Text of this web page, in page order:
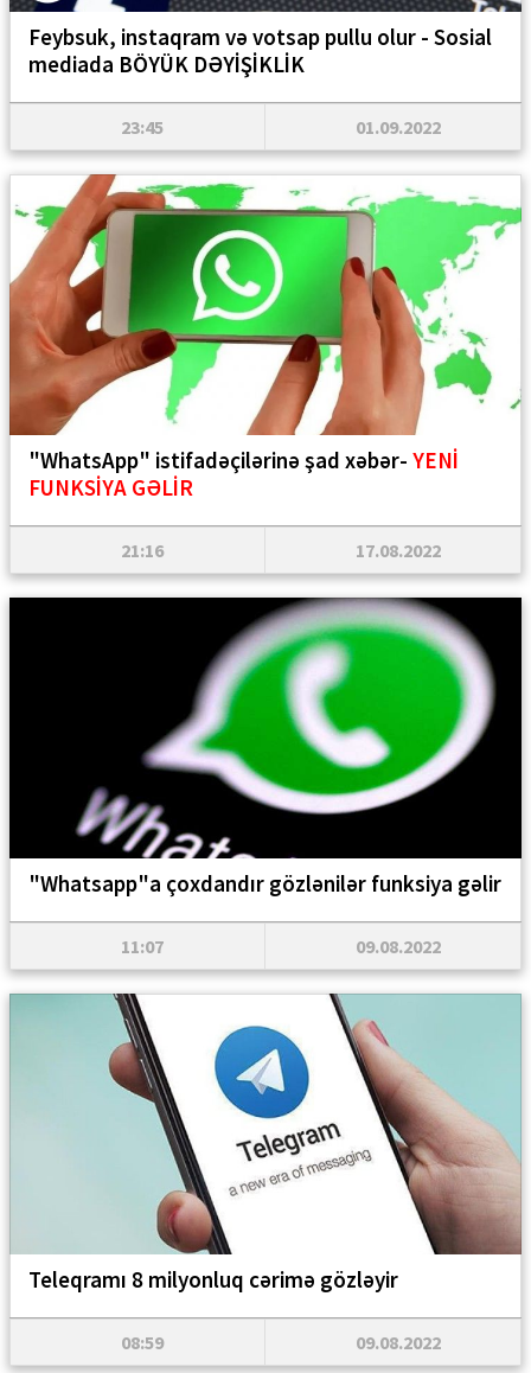
Feybsuk, instaqram və votsap pullu olur - Sosial
mediada BÖYÜK DƏYİŞİKLİK
23:45 01.09.2022
"WhatsApp" istifadəçilərinə şad xəbər- YENİ
FUNKSİYA GƏLİR
21:16 17.08.2022
"Whatsapp"a çoxdandır gözlənilər funksiya gəlir
11:07 09.08.2022
Teleqramı 8 milyonluq cərimə gözləyir
08:59 09.08.2022